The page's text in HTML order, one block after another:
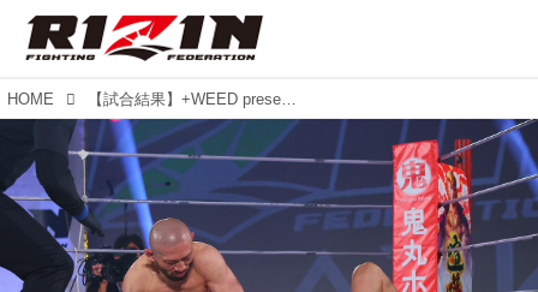
HOME 【試合結果】+WEED presents RIZIN LANDMARK vol.1 第2試合／今成正和 vs. 春日井“寒天”たけし